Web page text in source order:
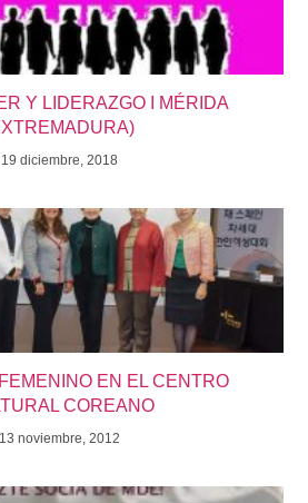
Y LIDERAZGO I MÉRIDA
19 diciembre, 2018
EN EL CENTRO
COREANO
13 noviembre, 2012